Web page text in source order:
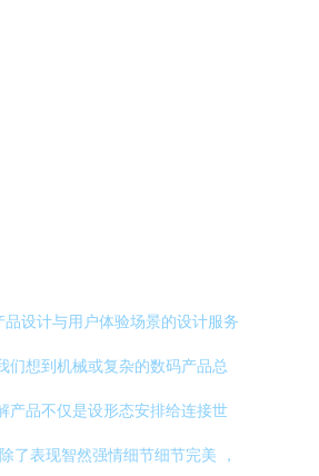
设计与用户体验场景的设计服务
想到机械或复杂的数码产品总
产品不仅是设形态安排给连接世
了表现智然强情细节细节完美 ，